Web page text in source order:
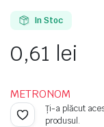
In Stoc
0,61 lei
METRONOM
Ți-a plăcut
produsul.